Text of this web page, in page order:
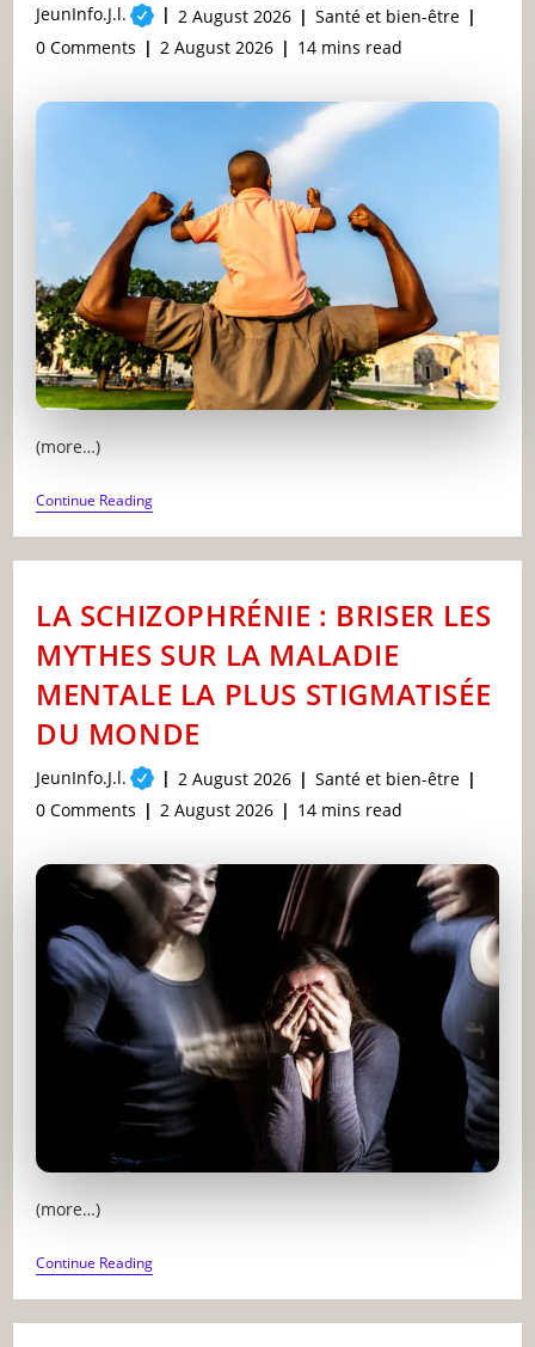
Post
author:
JeunInfo.J.l.
Post
published:
2 August 2026
Post
category:
Santé et bien-être
Post
0 Comments
Post
2 August 2026
Reading
14 mins read
(more…)
Continue ReadingMASCULINITÉ
TOXIQUE
:
POURQUOI
MEURENT
QUE
DE
DEMANDER
DE
L’AIDE
LA SCHIZOPHRÉNIE : BRISER LES
MYTHES SUR LA MALADIE
MENTALE LA PLUS STIGMATISÉE
DU MONDE
Post
author:
JeunInfo.J.l.
Post
published:
2 August 2026
Post
category:
Santé et bien-être
Post
0 Comments
Post
modified:
2 August 2026
Reading
14 mins read
(more…)
Continue ReadingLA
SCHIZOPHRÉNIE
:
BRISER